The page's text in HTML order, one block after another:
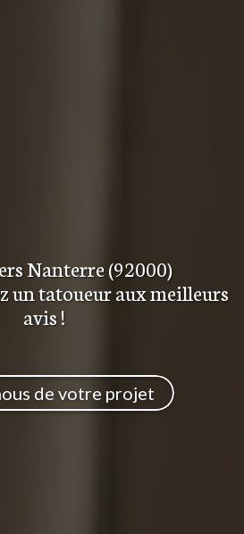
Nanterre (92000)
un tatoueur aux meilleurs
avis!
de votre projet